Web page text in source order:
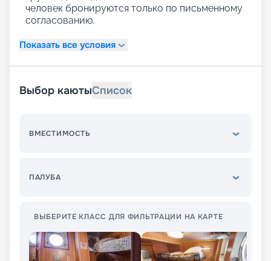
человек бронируются только по письменному
согласованию.
Показать все условия
Выбор каютыСписок
ВМЕСТИМОСТЬ
ПАЛУБА
ВЫБЕРИТЕ КЛАСС ДЛЯ ФИЛЬТРАЦИИ НА КАРТЕ